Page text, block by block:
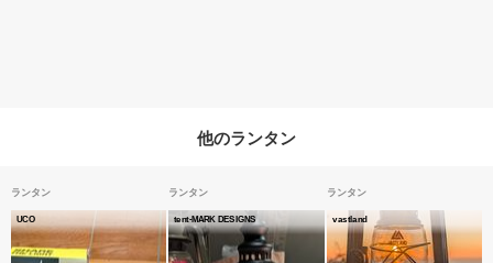
他のランタン
ランタン
UCO
ランタン
tent-MARK DESIGNS
ランタン
vastland